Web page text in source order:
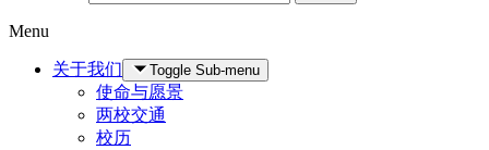
Menu
关于我们 Toggle Sub-menu
使命与愿景
两校交通
校历